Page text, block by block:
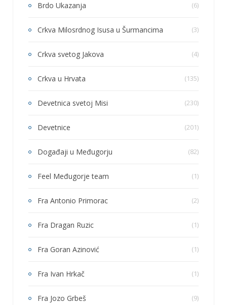
Brdo Ukazanja (6)
Crkva Milosrdnog Isusa u Šurmancima (3)
Crkva svetog Jakova (4)
Crkva u Hrvata (135)
Devetnica svetoj Misi (230)
Devetnice (201)
Događaji u Međugorju (82)
Feel Međugorje team (1)
Fra Antonio Primorac (2)
Fra Dragan Ruzic (1)
Fra Goran Azinović (1)
Fra Ivan Hrkač (1)
Fra Jozo Grbeš (9)